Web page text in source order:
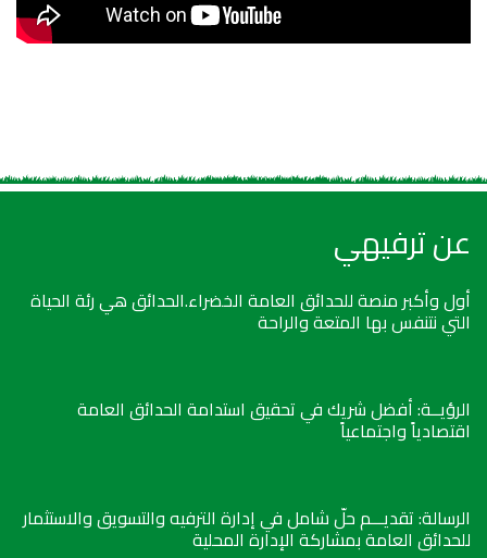
عن ترفيهي
أول وأكبر منصة للحدائق العامة الخضراء.الحدائق هي رئة الحياة
التي نتنفس بها المتعة والراحة
الرؤيــة: أفضل شريك في تحقيق استدامة الحدائق العامة
اقتصادياً واجتماعياً
الرسالة: تقديـــم حلّ شامل في إدارة الترفيه والتسويق والاستثمار
للحدائق العامة بمشاركة الإدارة المحلية